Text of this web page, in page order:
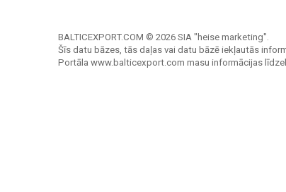
BALTICEXPORT.COM © 2026 SIA "heise marketing".
Šīs datu bāzes, tās daļas vai datu bāzē iekļautās
Portāla www.balticexport.com masu informācijas